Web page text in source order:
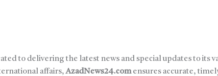
to delivering the latest news and special updates to its
affairs,AzadNews24.comensures accurate,